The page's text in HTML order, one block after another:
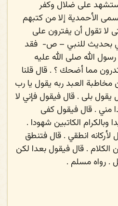
على ضلال وكفر
الأحمدية إلا من كتبهم
تقول أن يفترون على
بحديث للنبي – ص- فقد
الله صلى الله عليه
مما أضحك ؟ . قال قلنا
مخاطبة العبد ربه يقول يا رب
يقول بلى . قال فيقول فإني لا
مني . قال فيقول كفى
الكاتبين شهودا .
انطقي . قال فتنطق
الكلام . قال فيقول بعدا لكن
. رواه مسلم .